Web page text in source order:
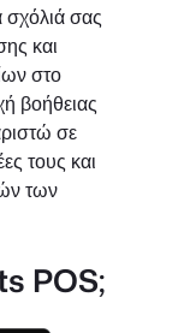
σχόλιά σας
και
στο
βοήθειας
σε
τους και
των
POS;